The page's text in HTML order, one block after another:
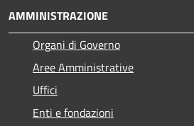
AMMINISTRAZIONE
Organi di Governo
Aree Amministrative
Uffici
Enti e fondazioni